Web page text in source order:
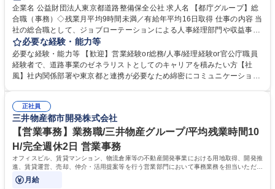
駅近5分以内
資格取得手当あり 食事補助あり
企業名 公益財団法人東京都道路整備保全公社 求人名 【都庁グループ】総
合職（事務）◇残業月平均9時間未満／有給年平均16日取得 仕事の内容 当
社の総合職として、ジョブローテーションによる人事経理部門や収益事業
等のフロント部門の部署等幅広い部署での業務をお任せいたします。研修
制度やキャリア支援が充実しております！ ※下記業務詳細 【業務詳細】■
管理部門：広報、人事、経理など当公社の運営に係る管理業務 ■収益部
門：駐車場の新規開拓、管理運営、新宿駅西口広場の「イベントコーナ
道路施設や道路工事現場の見学ツアー事業 ※入社後は上記いずれかの部門
へ配属。※業務内容変更の範囲：会社の定める業務 募集職種 【都庁グル
ープ】総合職（事務）◇残業月平均9時間未満／有給年平均16日取得
必要な経験・能力等
必要な経験・能力等 【歓迎】営業経験or総務/人事/経理経験or官公庁職員
経験者で、道路事業のゼネラリストとしてのキャリアを積みたい方【社
風】社内関係部署や東京都と連携が必要なため綿密にコミュニケーション
部門など多岐に渡る業務を経験できます。 ■様々なプロジェクト：駐車場
事業の他、新宿駅西口広場内に設置された照明を兼ねた広告「ブライトサ
イン」の管理運営を行うなど、事業収益を生み出す活動を積極的に行って
います。 学歴・資格 学歴：大学院 大学 高専 短大 専修学校 高校 語学力：
資格：
正社員
三井物産都市開発株式会社
【営業事務】業務職/三井物産グループ/平均残業時間10
H/完全週休2日 営業事務
オフィスビル、賃貸マンション、物流倉庫等の不動産開発事業における用地取得、開発推
進、賃貸運営、売却、仲介・活用提案等を行う営業部門において事務業務を担当いただき
ます。
月給